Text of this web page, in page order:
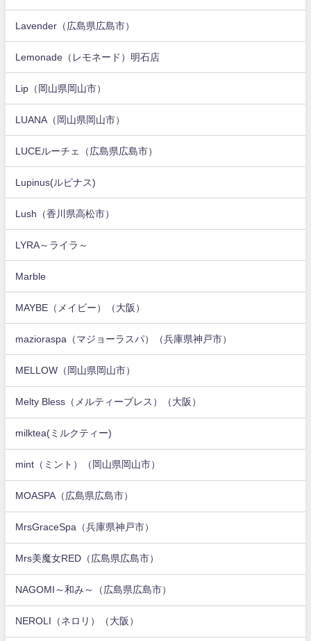
Lavender（広島県広島市）
Lemonade（レモネード）明石店
Lip（岡山県岡山市）
LUANA（岡山県岡山市）
LUCEルーチェ（広島県広島市）
Lupinus(ルピナス)
Lush（香川県高松市）
LYRA～ライラ～
Marble
MAYBE（メイビー）（大阪）
mazioraspa（マジョーラスパ）（兵庫県神戸市）
MELLOW（岡山県岡山市）
Melty Bless（メルティーブレス）（大阪）
milktea(ミルクティー)
mint（ミント）（岡山県岡山市）
MOASPA（広島県広島市）
MrsGraceSpa（兵庫県神戸市）
Mrs美魔女RED（広島県広島市）
NAGOMI～和み～（広島県広島市）
NEROLI（ネロリ）（大阪）